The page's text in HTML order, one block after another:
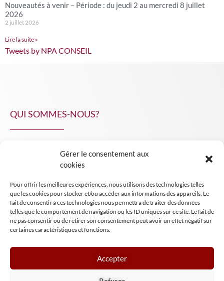
Gérer le consentement aux
cookies
Pour offrir les meilleures expériences, nous utilisons des technologies telles
que les cookies pour stocker et/ou accéder aux informations des appareils. Le
fait de consentir à ces technologies nous permettra de traiter des données
telles que le comportement de navigation ou les ID uniques sur ce site. Le fait de
ne pas consentir ou de retirer son consentement peut avoir un effet négatif sur
certaines caractéristiques et fonctions.
Accepter
Nouveautés à venir – Période : du jeudi 2 au mercredi 8 juillet
2026
2 juillet 2026
Lire la suite »
Tweets by NPA CONSEIL
QUI SOMMES-NOUS?
INSIGHT NPA
Mentions légales